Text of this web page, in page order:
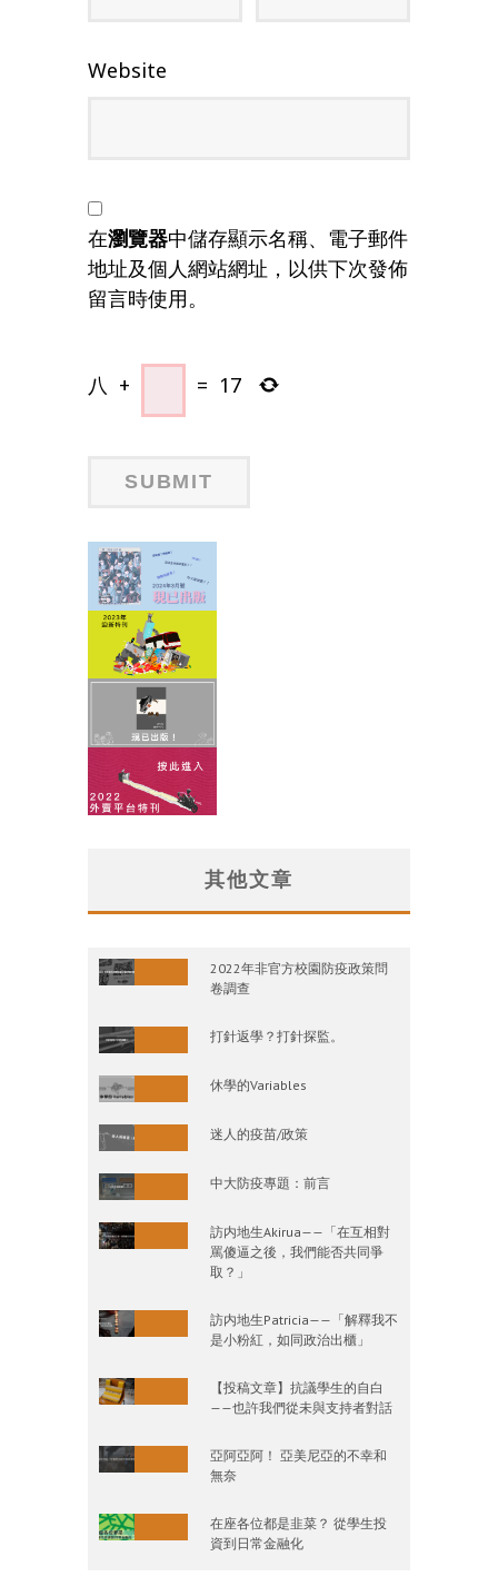
Website
在瀏覽器中儲存顯示名稱、電子郵件
地址及個人網站網址，以供下次發佈
留言時使用。
八 + = 17
其他文章
2022年非官方校園防疫政策問
卷調查
打針返學？打針探監。
休學的Variables
迷人的疫苗/政策
中大防疫專題：前言
訪内地生Akirua——「在互相對
罵傻逼之後，我們能否共同爭
取？」
訪内地生Patricia——「解釋我不
是小粉紅，如同政治出櫃」
【投稿文章】抗議學生的自白
——也許我們從未與支持者對話
亞阿亞阿！ 亞美尼亞的不幸和
無奈
在座各位都是韭菜？ 從學生投
資到日常金融化